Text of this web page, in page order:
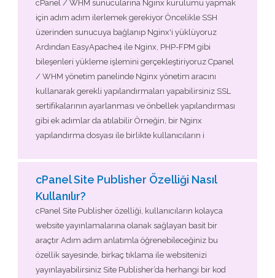
cPanel / WHM sunucularına Nginx kurulumu yapmak
için adım adım ilerlemek gerekiyor Öncelikle SSH
üzerinden sunucuya bağlanıp Nginx'i yüklüyoruz
Ardından EasyApache4 ile Nginx, PHP-FPM gibi
bileşenleri yükleme işlemini gerçekleştiriyoruz Cpanel
/ WHM yönetim panelinde Nginx yönetim aracını
kullanarak gerekli yapılandırmaları yapabilirsiniz SSL
sertifikalarının ayarlanması ve önbellek yapılandırması
gibi ek adımlar da atılabilir Örneğin, bir Nginx
yapılandırma dosyası ile birlikte kullanıcıların i
cPanel Site Publisher Özelliği Nasıl
Kullanılır?
cPanel Site Publisher özelliği, kullanıcıların kolayca
website yayınlamalarına olanak sağlayan basit bir
araçtır Adım adım anlatımla öğrenebileceğiniz bu
özellik sayesinde, birkaç tıklama ile websitenizi
yayınlayabilirsiniz Site Publisher’da herhangi bir kod